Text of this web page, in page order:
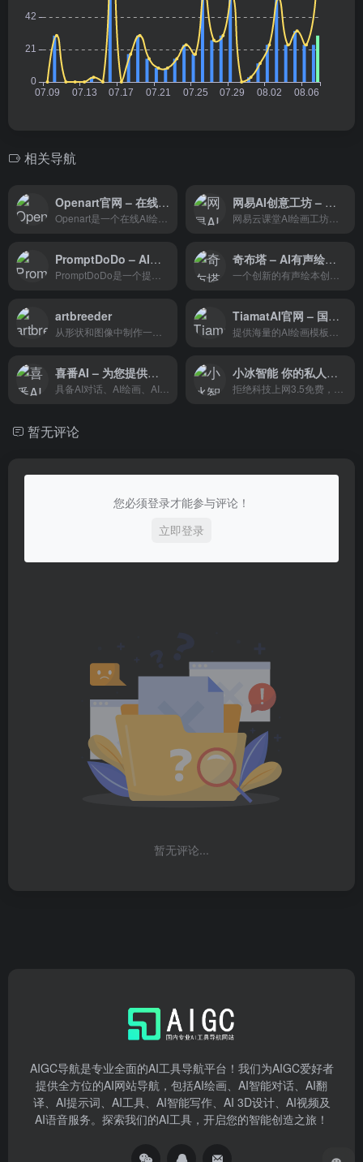
相关导航
Openart官网 – 在线AI绘画艺术图片生成器工具 网易AI创意工坊 – 无需部署、无需安装即可体验无需部署、无需安装即可体验Stable DiffusionStable Diffusion
PromptDoDo – AI风格卡片 奇布塔 – AI有声绘本创作平台
artbreeder TiamatAI官网 – 国内领先的在线AI绘画平台
喜番AI – 为您提供一站式的AI体验 小冰智能 你的私人助理
暂无评论
您必须登录才能参与评论！
立即登录
暂无评论...
AIGC导航是专业全面的AI工具导航平台！我们为AIGC爱好者
提供全方位的AI网站导航，包括AI绘画、AI智能对话、AI翻
译、AI提示词、AI工具、AI智能写作、AI 3D设计、AI视频及
AI语音服务。探索我们的AI工具，开启您的智能创造之旅！